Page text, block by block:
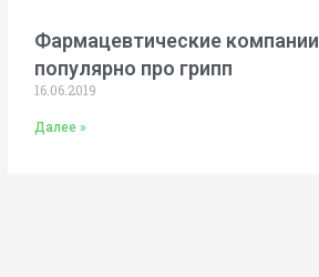
Фармацевтические
популярно про грипп
16.06.2019
Далее »